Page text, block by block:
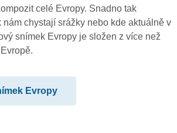
celé Evropy. Snadno tak
nám chystají srážky nebo kde aktuálně v
snímek Evropy je složen z více než
Evropy